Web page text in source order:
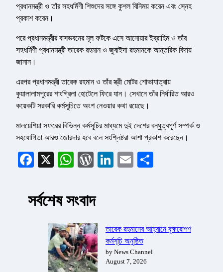
প্রধানমন্ত্রী ও তাঁর সহধর্মিণী শিশুদের সঙ্গে কুশল বিনিময় করেন এবং স্নেহ
প্রকাশ করেন।
পরে প্রধানমন্ত্রীর বাসভবনের মূল ফটকে এসে আনোয়ার ইব্রাহিম ও তাঁর
সহধর্মিণী প্রধানমন্ত্রী তারেক রহমান ও জুবাইদা রহমানকে আন্তরিক বিদায়
জানান।
এরপর প্রধানমন্ত্রী তারেক রহমান ও তাঁর স্ত্রী মোটর শোভাযাত্রায়
কুয়ালালামপুরের শাংগ্রিলা হোটেলে ফিরে যান। সেখানে তাঁর নির্ধারিত আরও
কয়েকটি সরকারি কর্মসূচিতে অংশ নেওয়ার কথা রয়েছে।
মালয়েশিয়া সফরের বিভিন্ন কর্মসূচির মাধ্যমে দুই দেশের বন্ধুত্বপূর্ণ সম্পর্ক ও
সহযোগিতা আরও জোরদার হবে বলে সংশ্লিষ্টরা আশা প্রকাশ করেছেন।
Facebook
X WhatsApp
WordPress
LinkedIn
Email
সর্বশেষ সংবাদ
তারেক রহমানের আহ্বানে বৃক্ষরোপণ
কর্মসূচি অনুষ্ঠিত
by News Channel
August 7, 2026